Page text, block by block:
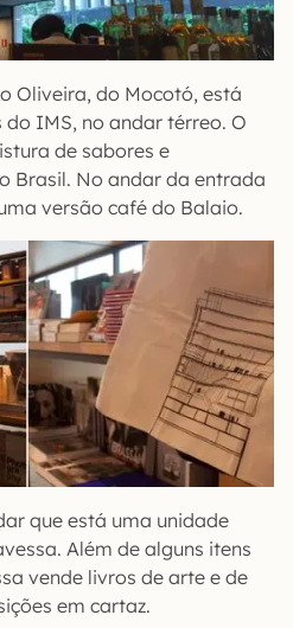
Oliveira, do Mocotó, está
IMS, no andar térreo. O
de sabores e
Brasil. No andar da entrada
versão café do Balaio.
que está uma unidade
Além de alguns itens
vende livros de arte e de
em cartaz.